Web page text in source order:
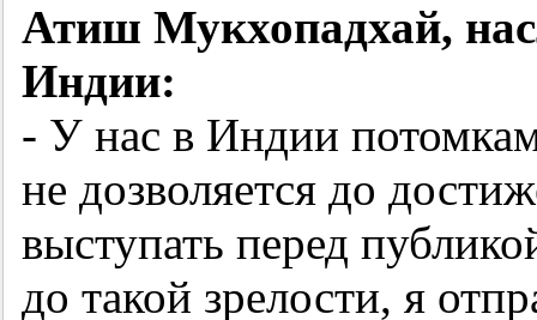
Атиш Мукхопадхай,
Индии:
- У нас в Индии
не дозволяется до
выступать перед
до такой зрелости, я